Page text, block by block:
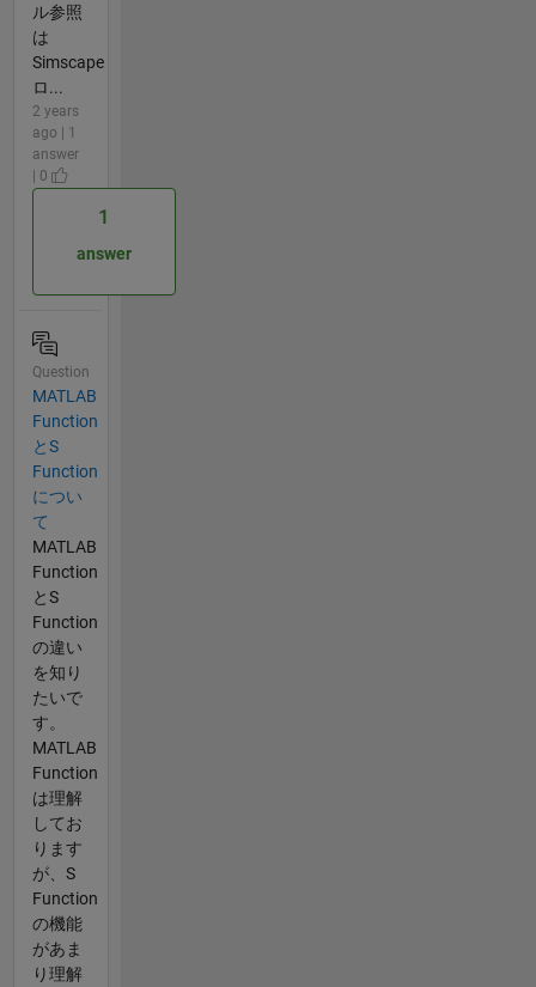
ル参照
は
Simscape
ロ...
2 years
ago | 1
answer
| 0
1
answer
Question
MATLAB
Function
とS
Function
につい
て
MATLAB
Function
とS
Function
の違い
を知り
たいで
す。
MATLAB
Function
は理解
してお
ります
が、S
Function
の機能
があま
り理解